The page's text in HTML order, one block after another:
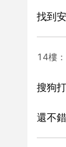
找到
14樓
搜狗
還不